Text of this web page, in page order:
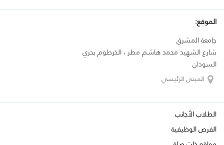
الموقع:
جامعة المشرق
شارع الشهيد محمد هاشم مطر ، الخرطوم بحري
السودان
المبنى الرئيسي
الطلاب الأجانب
الفرص الوظيفية